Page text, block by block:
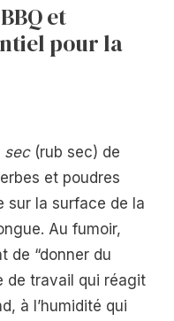
et
pour la
sec(rub sec) de
et poudres
sur la surface de la
Au fumoir,
de “donner du
de travail qui réagit
à l’humidité qui